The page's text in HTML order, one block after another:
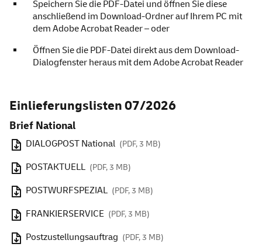
Speichern Sie die PDF-Datei und öffnen Sie diese
anschließend im Download-Ordner auf Ihrem PC mit
dem Adobe Acrobat Reader – oder
Öffnen Sie die PDF-Datei direkt aus dem Download-
Dialogfenster heraus mit dem Adobe Acrobat Reader
Einlieferungslisten 07/2026
Brief National
DIALOGPOST National (PDF, 3 MB)
POSTAKTUELL (PDF, 3 MB)
POSTWURFSPEZIAL (PDF, 3 MB)
FRANKIERSERVICE (PDF, 3 MB)
Postzustellungsauftrag (PDF, 3 MB)